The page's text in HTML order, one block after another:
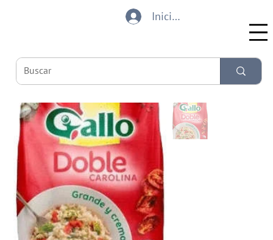
Iniciar sesión